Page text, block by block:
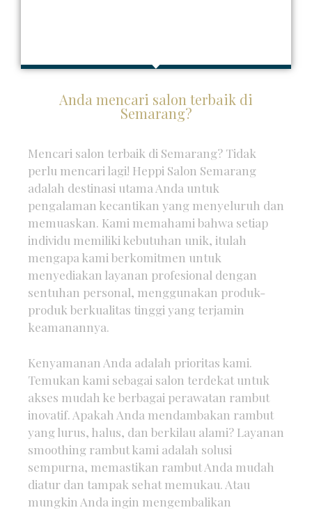
Anda mencari salon terbaik di
Semarang?
Mencari salon terbaik di Semarang? Tidak
perlu mencari lagi! Heppi Salon Semarang
adalah destinasi utama Anda untuk
pengalaman kecantikan yang menyeluruh dan
memuaskan. Kami memahami bahwa setiap
individu memiliki kebutuhan unik, itulah
mengapa kami berkomitmen untuk
menyediakan layanan profesional dengan
sentuhan personal, menggunakan produk-
produk berkualitas tinggi yang terjamin
keamanannya.
Kenyamanan Anda adalah prioritas kami.
Temukan kami sebagai salon terdekat untuk
akses mudah ke berbagai perawatan rambut
inovatif. Apakah Anda mendambakan rambut
yang lurus, halus, dan berkilau alami? Layanan
smoothing rambut kami adalah solusi
sempurna, memastikan rambut Anda mudah
diatur dan tampak sehat memukau. Atau
mungkin Anda ingin mengembalikan